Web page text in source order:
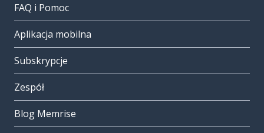
FAQ i Pomoc
Aplikacja mobilna
Subskrypcje
Zespół
Blog Memrise